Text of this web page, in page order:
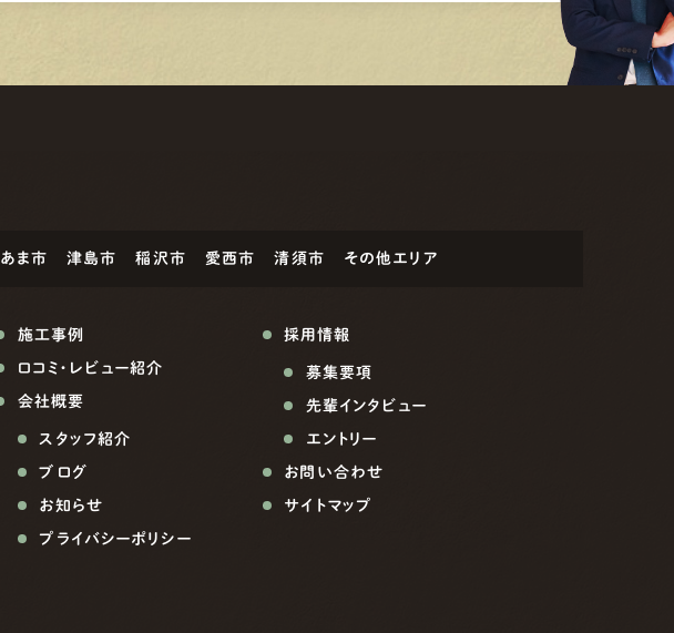
あま市 津島市 稲沢市 愛西市 清須市 その他エリア
施工事例
口コミ・レビュー紹介
会社概要
スタッフ紹介
ブログ
お知らせ
プライバシーポリシー
採用情報
募集要項
先輩インタビュー
エントリー
お問い合わせ
サイトマップ